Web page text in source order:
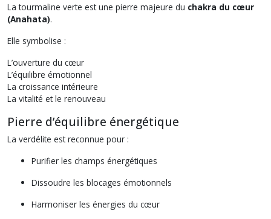
La tourmaline verte est une pierre majeure du chakra du cœur
(Anahata).
Elle symbolise :
L’ouverture du cœur
L’équilibre émotionnel
La croissance intérieure
La vitalité et le renouveau
Pierre d’équilibre énergétique
La verdélite est reconnue pour :
Purifier les champs énergétiques
Dissoudre les blocages émotionnels
Harmoniser les énergies du cœur